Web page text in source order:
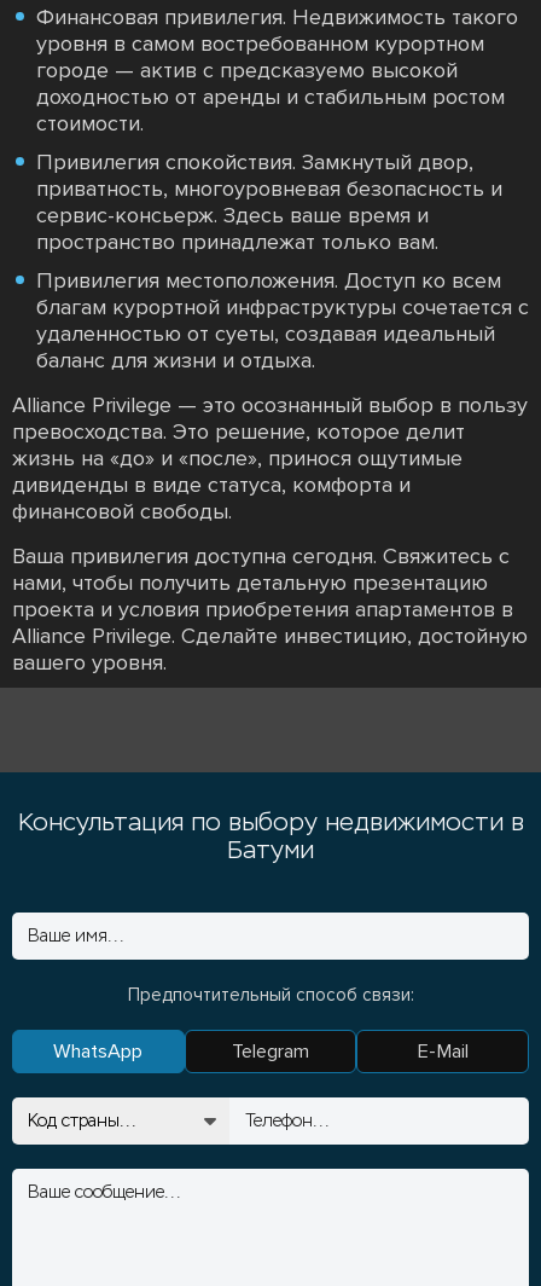
Финансовая привилегия. Недвижимость такого
уровня в самом востребованном курортном
городе — актив с предсказуемо высокой
доходностью от аренды и стабильным ростом
стоимости.
Привилегия спокойствия. Замкнутый двор,
приватность, многоуровневая безопасность и
сервис-консьерж. Здесь ваше время и
пространство принадлежат только вам.
Привилегия местоположения. Доступ ко всем
благам курортной инфраструктуры сочетается с
удаленностью от суеты, создавая идеальный
баланс для жизни и отдыха.
Alliance Privilege — это осознанный выбор в пользу
превосходства. Это решение, которое делит
жизнь на «до» и «после», принося ощутимые
дивиденды в виде статуса, комфорта и
финансовой свободы.
Ваша привилегия доступна сегодня. Свяжитесь с
нами, чтобы получить детальную презентацию
проекта и условия приобретения апартаментов в
Alliance Privilege. Сделайте инвестицию, достойную
вашего уровня.
Консультация по выбору недвижимости в
Батуми
Предпочтительный способ связи:
WhatsApp Telegram E-Mail